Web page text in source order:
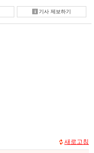
기사 제보하기
새로고침